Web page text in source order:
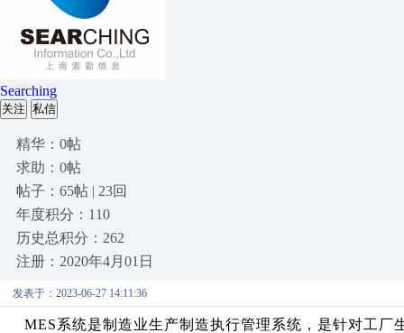
Searching
关注 私信
精华：0帖
求助：0帖
帖子：65帖 | 23回
年度积分：110
历史总积分：262
注册：2020年4月01日
发表于：2023-06-27 14:11:36
MES系统是制造业生产制造执行管理系统，是针对工